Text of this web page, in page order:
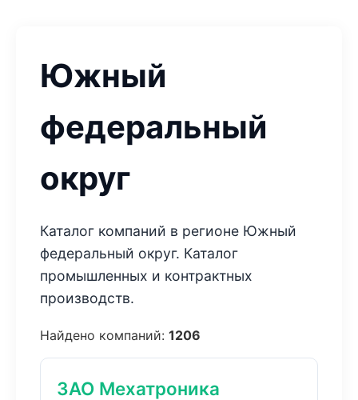
Южный
федеральный
округ
Каталог компаний в регионе Южный
федеральный округ. Каталог
промышленных и контрактных
производств.
Найдено компаний: 1206
ЗАО Мехатроника